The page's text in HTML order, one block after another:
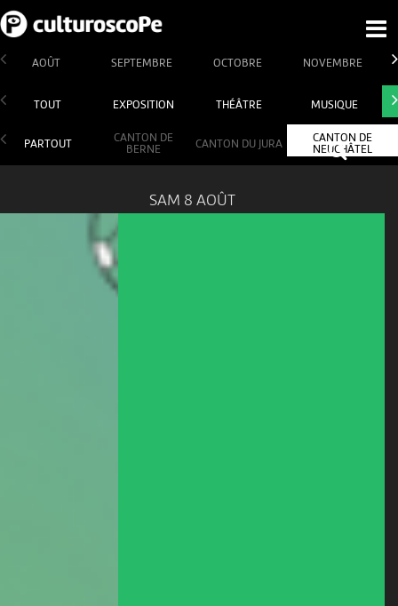
AOÛT SEPTEMBRE OCTOBRE NOVEMBRE
TOUT EXPOSITION THÉÂTRE MUSIQUE
PARTOUT
CANTON DE
BERNE
CANTON DU JURA
CANTON DE
NEUCHÂTEL
SAM 8 AOÛT